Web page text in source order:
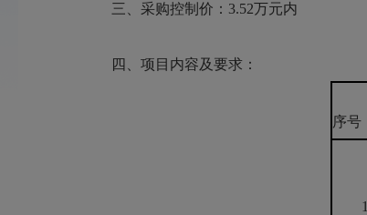
三、采购控制价：3.52万元内
四、项目内容及要求：
序号
1